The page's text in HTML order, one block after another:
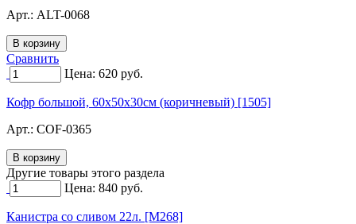
Арт.: ALT-0068
Сравнить
Цена: 620 руб.
Кофр большой, 60х50х30см (коричневый) [1505]
Арт.: COF-0365
Другие товары этого раздела
Цена: 840 руб.
Канистра со сливом 22л. [M268]